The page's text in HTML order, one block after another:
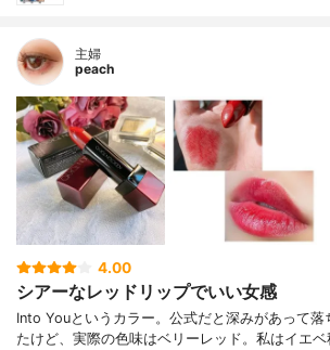
主婦
peach
4.00
シアーなレッドリップでいい女感
Into Youというカラー。公式だと深みがあって落
たけど、実際の色味はベリーレッド。私はイエ